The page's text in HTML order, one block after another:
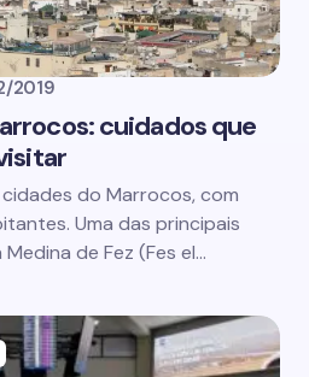
2019
cuidados que
do Marrocos, com
Uma das principais
de Fez (Fes el…